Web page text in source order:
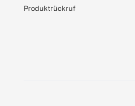
Produktrückruf